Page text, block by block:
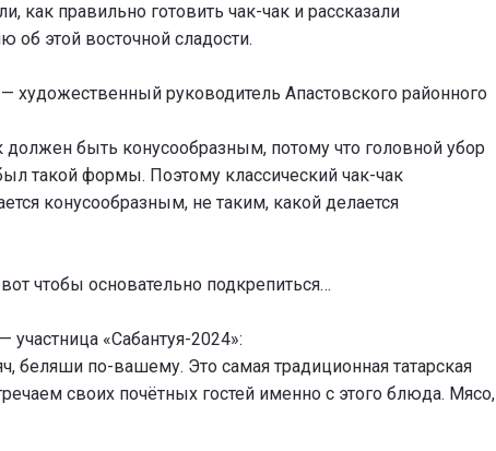
как правильно готовить чак-чак и рассказали
об этой восточной сладости.
художественный руководитель Апастовского районного
должен быть конусообразным, потому что головной убор
такой формы. Поэтому классический чак-чак
конусообразным, не таким, какой делается
чтобы основательно подкрепиться…
участница «Сабантуя-2024»:
беляши по-вашему. Это самая традиционная татарская
своих почётных гостей именно с этого блюда. Мясо,